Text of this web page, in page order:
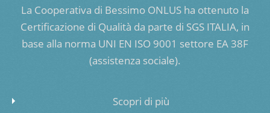
La Cooperativa di Bessimo ONLUS ha ottenuto la
Certificazione di Qualità da parte di SGS ITALIA, in
base alla norma UNI EN ISO 9001 settore EA 38F
(assistenza sociale).
Scopri di più